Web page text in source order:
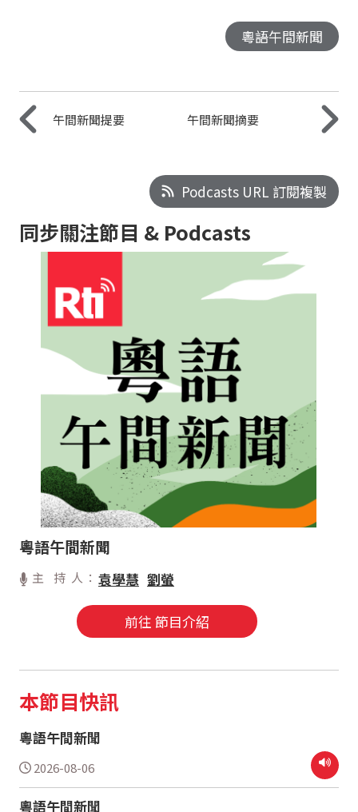
粵語午間新聞
午間新聞提要 午間新聞摘要
Podcasts URL 訂閱複製
同步關注節目 & Podcasts
粵語午間新聞
主 持 人： 袁學慧 劉螢
前往 節目介紹
本節目快訊
粵語午間新聞
2026-08-06
粵語午間新聞